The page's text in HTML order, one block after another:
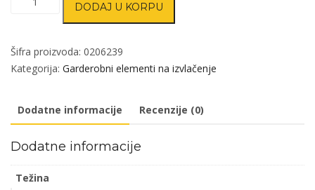
za
odeću
DODAJ U KORPU
Šifra proizvoda: 0206239
Kategorija: Garderobni elementi na izvlačenje
Dodatne informacije Recenzije (0)
Dodatne informacije
Težina